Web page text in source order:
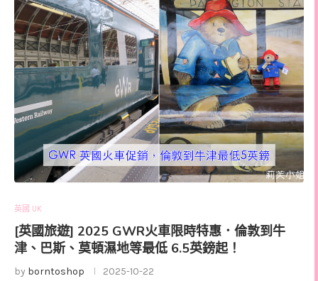
英國 UK
[英國旅遊] 2025 GWR火車限時特惠．倫敦到牛
津、巴斯、莫頓濕地等最低 6.5英鎊起！
by borntoshop 2025-10-22